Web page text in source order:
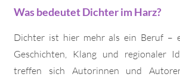
Was bedeutet Dichter im Harz?
Dichter ist hier mehr als ein Beruf –
Geschichten, Klang und regionaler
treffen sich Autorinnen und